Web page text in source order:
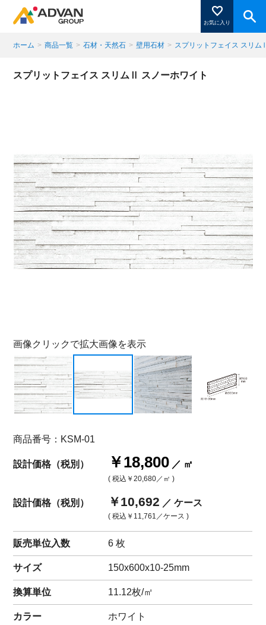
お気に入り
商品ページにある「お気に入り登録」を押すと登録した
ホーム > 商品一覧 > 石材・天然石 > 壁用石材 > スプリットフェイス スリ
スプリットフェイス スリムⅡ スノーホワイト
画像クリックで拡大画像を表示
商品番号：KSM-01
設計価格（税別） ￥18,800 ／ ㎡
( 税込 ￥20,680／㎡ )
設計価格（税別） ￥10,692 ／ ケース
( 税込 ￥11,761 ／ケース )
販売単位入数 6 枚
サイズ 150x600x10-25mm
換算単位 11.12枚/㎡
カラー ホワイト